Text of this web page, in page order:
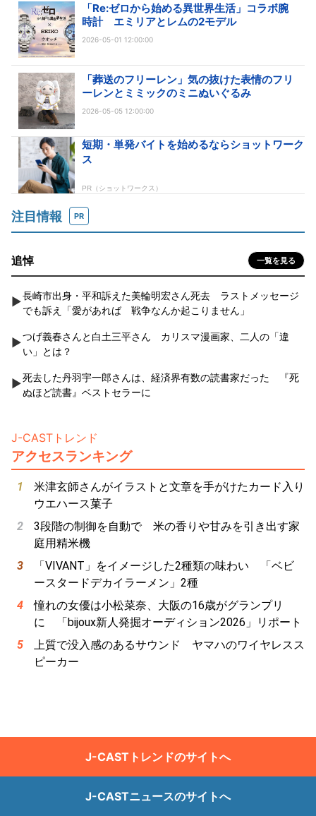
「Re:ゼロから始める異世界生活」コラボ腕
時計 エミリアとレムの2モデル
2026-05-01 12:00:00
「葬送のフリーレン」気の抜けた表情のフリ
ーレンとミミックのミニぬいぐるみ
2026-05-05 12:00:00
注目情報 PR
追悼 一覧を見る
長崎市出身・平和訴えた美輪明宏さん死去 ラストメッセージ
でも訴え「愛があれば 戦争なんか起こりません」
つげ義春さんと白土三平さん カリスマ漫画家、二人の「違
い」とは？
死去した丹羽宇一郎さんは、経済界有数の読書家だった 『死
ぬほど読書』ベストセラーに
J-CASTトレンド
アクセスランキング
米津玄師さんがイラストと文章を手がけたカード入り
ウエハース菓子
3段階の制御を自動で 米の香りや甘みを引き出す家
庭用精米機
「VIVANT」をイメージした2種類の味わい 「ベビ
ースタードデカイラーメン」2種
憧れの女優は小松菜奈、大阪の16歳がグランプリ
に 「bijoux新人発掘オーディション2026」リポート
上質で没入感のあるサウンド ヤマハのワイヤレスス
ピーカー
J-CASTトレンドのサイトへ
J-CASTニュースのサイトへ